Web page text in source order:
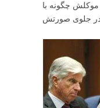
چگونه با
در جلوی صورتش